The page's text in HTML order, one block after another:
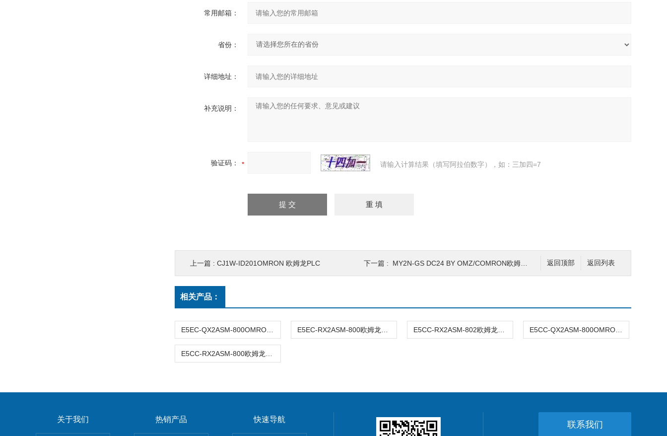
常用邮箱：
省份：
详细地址：
补充说明：
验证码： 请输入计算结果（填写阿拉伯数字），如：三加四=7
返回列表
返回顶部
上一篇 : CJ1W-ID201OMRON 欧姆龙PLC 下一篇 : MY2N-GS DC24 BY OMZ/COMRON欧姆龙中间继电器
相关产品：
关于我们 热销产品 快速导航
联系我们